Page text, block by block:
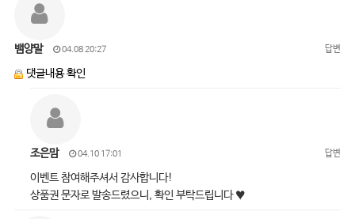
뱀양말 04.08 20:27 답변
댓글내용 확인
조은맘 04.10 17:01 답변
이벤트 참여해주셔서 감사합니다!
상품권 문자로 발송드렸으니, 확인 부탁드립니다 ♥